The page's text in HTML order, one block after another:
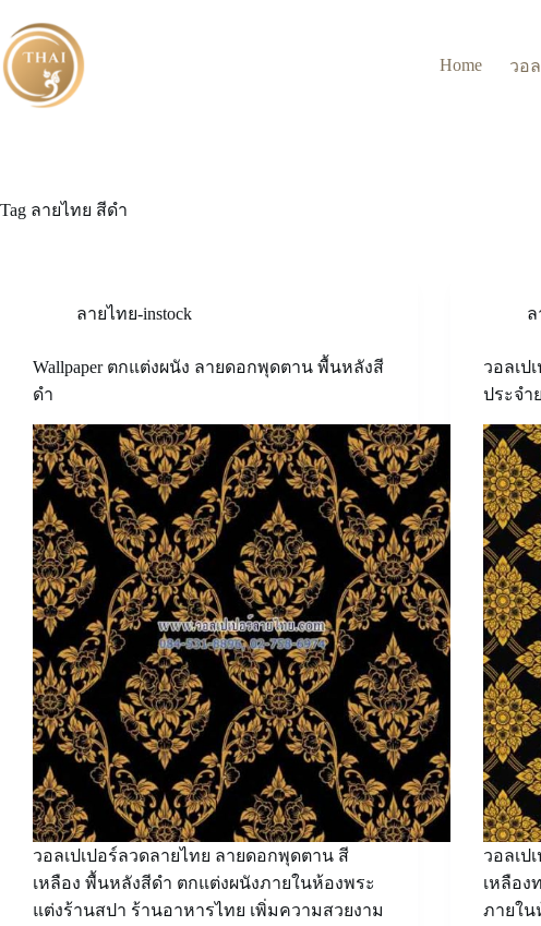
content
Home
วอ
Tag ลายไทย สีดำ
ลายไทย-instock
Wallpaper ตกแต่งผนัง ลายดอกพุดตาน พื้นหลังสี
ดำ
วอลเปเปอร์ลวดลายไทย ลายดอกพุดตาน สี
เหลือง พื้นหลังสีดำ ตกแต่งผนังภายในห้องพระ
แต่งร้านสปา ร้านอาหารไทย เพิ่มความสวยงาม
ล
วอลเป
ประจำ
วอลเป
เหลือง
ภายใน